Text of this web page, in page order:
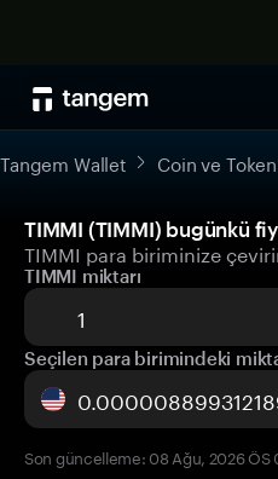
Tangem Wallet Coin ve
TIMMI (TIMMI) bugünkü
TIMMI para biriminize
TIMMI miktarı
Seçilen para birimindeki
Son güncelleme: 08 Ağu, 2026 ÖS